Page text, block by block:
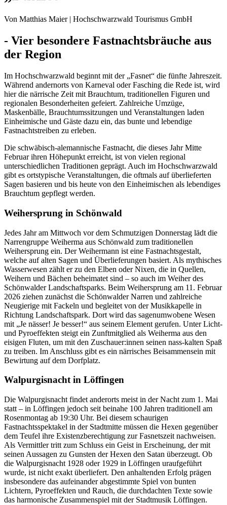
Von Matthias Maier | Hochschwarzwald Tourismus GmbH
- Vier besondere Fastnachtsbräuche aus
der Region
Im Hochschwarzwald beginnt mit der „Fasnet“ die fünfte Jahreszeit.
Während andernorts von Karneval oder Fasching die Rede ist, wird
hier die närrische Zeit mit Brauchtum, traditionellen Figuren und
regionalen Besonderheiten gefeiert. Zahlreiche Umzüge,
Maskenbälle, Brauchtumssitzungen und Veranstaltungen laden
Einheimische und Gäste dazu ein, das bunte und lebendige
Fastnachtstreiben zu erleben.
Die schwäbisch-alemannische Fastnacht, die dieses Jahr Mitte
Februar ihren Höhepunkt erreicht, ist von vielen regional
unterschiedlichen Traditionen geprägt. Auch im Hochschwarzwald
gibt es ortstypische Veranstaltungen, die oftmals auf überlieferten
Sagen basieren und bis heute von den Einheimischen als lebendiges
Brauchtum gepflegt werden.
Weihersprung in Schönwald
Jedes Jahr am Mittwoch vor dem Schmutzigen Donnerstag lädt die
Narrengruppe Weiherma aus Schönwald zum traditionellen
Weihersprung ein. Der Weihermann ist eine Fastnachtsgestalt,
welche auf alten Sagen und Überlieferungen basiert. Als mythisches
Wasserwesen zählt er zu den Elben oder Nixen, die in Quellen,
Weihern und Bächen beheimatet sind – so auch im Weiher des
Schönwalder Landschaftsparks. Beim Weihersprung am 11. Februar
2026 ziehen zunächst die Schönwalder Narren und zahlreiche
Neugierige mit Fackeln und begleitet von der Musikkapelle in
Richtung Landschaftspark. Dort wird das sagenumwobene Wesen
mit „Je nässer! Je besser!“ aus seinem Element gerufen. Unter Licht-
und Pyroeffekten steigt ein Zunftmitglied als Weiherma aus den
eisigen Fluten, um mit den Zuschauer:innen seinen nass-kalten Spaß
zu treiben. Im Anschluss gibt es ein närrisches Beisammensein mit
Bewirtung auf dem Dorfplatz.
Walpurgisnacht in Löffingen
Die Walpurgisnacht findet anderorts meist in der Nacht zum 1. Mai
statt – in Löffingen jedoch seit beinahe 100 Jahren traditionell am
Rosenmontag ab 19:30 Uhr. Bei diesem schaurigen
Fastnachtsspektakel in der Stadtmitte müssen die Hexen gegenüber
dem Teufel ihre Existenzberechtigung zur Fasnetszeit nachweisen.
Als Vermittler tritt zum Schluss ein Geist in Erscheinung, der mit
seinen Aussagen zu Gunsten der Hexen den Satan überzeugt. Ob
die Walpurgisnacht 1928 oder 1929 in Löffingen uraufgeführt
wurde, ist nicht exakt überliefert. Den anhaltenden Erfolg prägen
insbesondere das aufeinander abgestimmte Spiel von bunten
Lichtern, Pyroeffekten und Rauch, die durchdachten Texte sowie
das harmonische Zusammenspiel mit der Stadtmusik Löffingen.